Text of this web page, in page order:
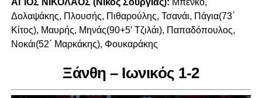
ΑΓΙΟΣ ΝΙΚΟΛΑΟΣ (Νίκος Σουργιάς): Μπένκο,
Δολαψάκης, Πλουσής, Πιθαρούλης, Τσανάι, Πάγια(73΄
Κίτος), Μαυρής, Μηνάς(90+5′ Τζιλάι), Παπαδόπουλος,
Νοκάι(52΄ Μαρκάκης), Φουκαράκης
Ξάνθη – Ιωνικός 1-2